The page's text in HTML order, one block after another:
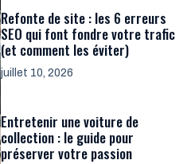
Refonte de site : les 6 erreurs
SEO qui font fondre votre trafic
(et comment les éviter)
juillet 10, 2026
Entretenir une voiture de
collection : le guide pour
préserver votre passion